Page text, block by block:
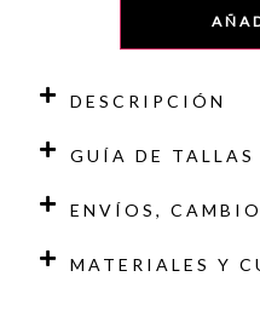
DESCRIPCIÓN
GUÍA DE TALLAS
ENVÍOS,
MATERIALES Y